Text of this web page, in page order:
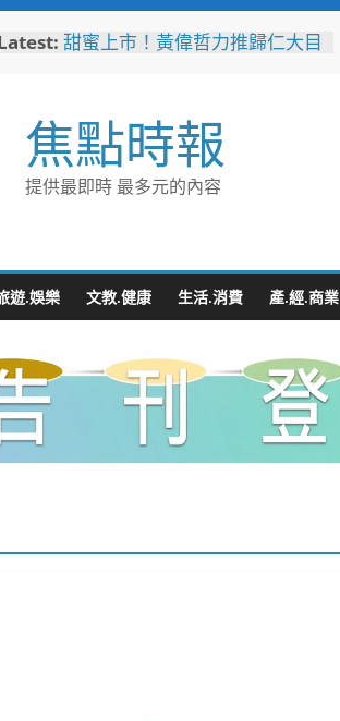
甜蜜上市！黃偉哲力推歸仁大目
樂園 陳其邁:保存百年產業記
憶！
「火車醫院」變身親子天堂！高
雄親子遊樂園開幕首日人潮爆棚
起於無心成於熱愛 王貴嬋現代
水墨個展
焦點時報
提供最即時 最多元的內容
遊.娛樂 文教.健康 生活.消費 產.經.商業